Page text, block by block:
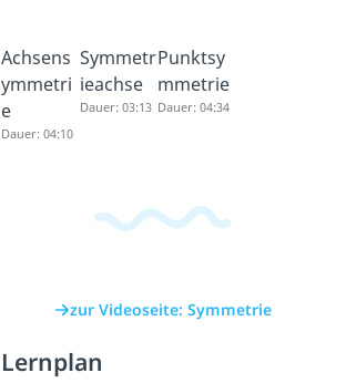
Achsens
ymmetri
e
Dauer: 04:10
Symmetr
ieachse
Dauer: 03:13
Punktsy
mmetrie
Dauer: 04:34
zur Videoseite: Symmetrie
Lernplan